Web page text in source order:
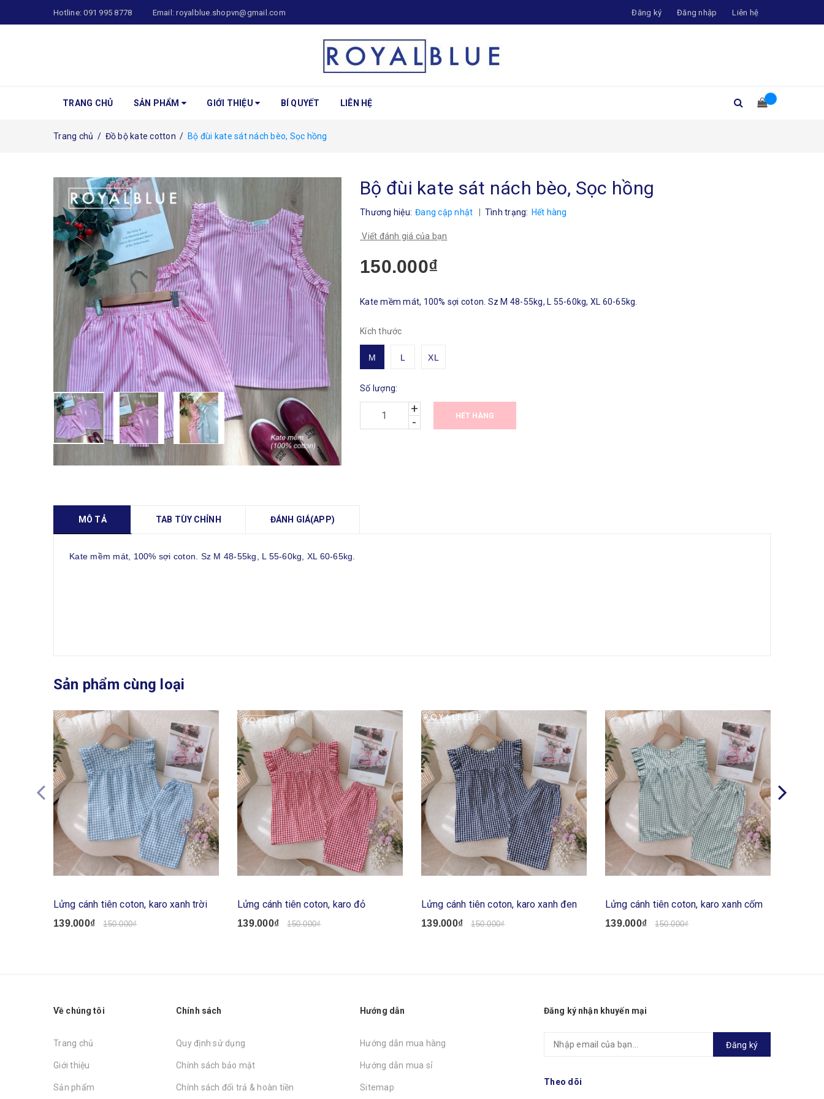
Hotline:091 995 8778 Email:royalblue.shopvn@gmail.com Đăng ký Đăng nhập Liên hệ
TRANG CHỦ SẢN PHẨM GIỚI THIỆU BÍ QUYẾT LIÊN HỆ
Trang chủ / Đồ bộ kate cotton / Bộ đùi kate sát nách bèo, Sọc hồng
Bộ đùi kate sát nách bèo, Sọc hồng
Thương hiệu: Đang cập nhật Tình trạng: Hết hàng
Viết đánh giá của bạn
150.000₫
Kate mềm mát, 100% sợi coton. Sz M 48-55kg, L 55-60kg, XL 60-65kg.
Kích thước
M L XL
Số lượng:
+
-
HẾT HÀNG
MÔ TẢ TAB TÙY CHỈNH ĐÁNH GIÁ(APP)
Kate mềm mát, 100% sợi coton. Sz M 48-55kg, L 55-60kg, XL 60-65kg.
Sản phẩm cùng loại
Lửng cánh tiên coton, karo xanh trời
139.000₫ 150.000₫
Lửng cánh tiên coton, karo đỏ
139.000₫ 150.000₫
Lửng cánh tiên coton, karo xanh đen
139.000₫ 150.000₫
Lửng cánh tiên coton, karo xanh cốm
139.000₫ 150.000₫
Về chúng tôi
Trang chủ
Giới thiệu
Sản phẩm
Chính sách
Quy định sử dụng
Chính sách bảo mật
Chính sách đổi trả & hoàn tiền
Hướng dẫn
Hướng dẫn mua hàng
Hướng dẫn mua sỉ
Sitemap
Đăng ký nhận khuyến mại
Đăng ký
Theo dõi